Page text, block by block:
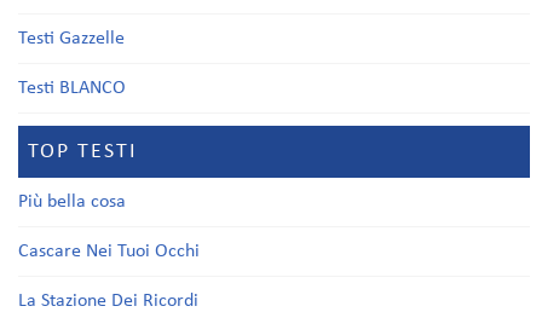
Testi Gazzelle
Testi BLANCO
TOP TESTI
Più bella cosa
Cascare Nei Tuoi Occhi
La Stazione Dei Ricordi